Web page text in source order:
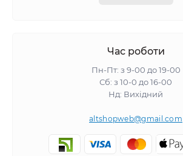
Час роботи
Пн-Пт: з 9-00 до 19-00
Сб: з 10-0 до 16-00
Нд: Вихідний
altshopweb@gmail.com